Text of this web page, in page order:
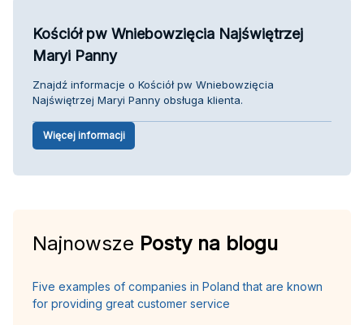
Kościół pw Wniebowzięcia Najświętrzej
Maryi Panny
Znajdź informacje o Kościół pw Wniebowzięcia
Najświętrzej Maryi Panny obsługa klienta.
Więcej informacji
Najnowsze Posty na blogu
Five examples of companies in Poland that are known
for providing great customer service